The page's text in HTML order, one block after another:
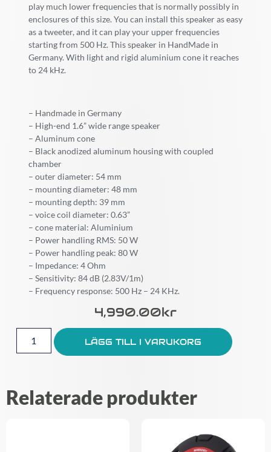
play much lower frequencies that is normally possibly in
enclosures of this size. You can install this speaker as easy
as a tweeter, and it can play your upper frequencies
starting from 500 Hz. This speaker in HandMade in
Germany. With light and rigid aluminium cone it reaches
to 24 kHz.
– Handmade in Germany
– High-end 1.6” wide range speaker
– Aluminum cone
– Black anodized aluminum housing with coupled
chamber
– outer diameter: 54 mm
– mounting diameter: 48 mm
– mounting depth: 39 mm
– voice coil diameter: 0.63”
– cone material: Aluminium
– Power handling RMS: 50 W
– Power handling peak: 80 W
– Impedance: 4 Ohm
– Sensitivity: 84 dB (2.83V/1m)
– Frequency response: 500 Hz – 24 KHz.
4,990.00Kr
LÄGG TILL I VARUKORG
Relaterade produkter